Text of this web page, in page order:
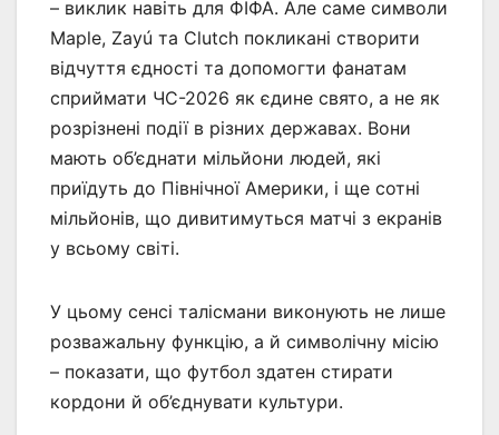
– виклик навіть для ФІФА. Але саме символи
Maple, Zayú та Clutch покликані створити
відчуття єдності та допомогти фанатам
сприймати ЧС-2026 як єдине свято, а не як
розрізнені події в різних державах. Вони
мають об’єднати мільйони людей, які
приїдуть до Північної Америки, і ще сотні
мільйонів, що дивитимуться матчі з екранів
у всьому світі.
У цьому сенсі талісмани виконують не лише
розважальну функцію, а й символічну місію
– показати, що футбол здатен стирати
кордони й об’єднувати культури.